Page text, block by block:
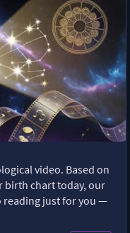
video. Based on
birth chart today, our
reading just for you —